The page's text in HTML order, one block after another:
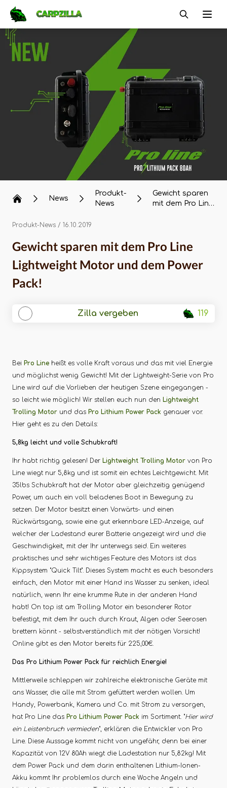
Carpzilla
News
Produkt-
News
Gewicht sparen
mit dem Pro Line
Produkt-News / 16.10.2019
Gewicht sparen mit dem Pro Line
Lightweight Motor und dem Power
Pack!
Zilla vergeben 119
Bei Pro Line heißt es volle Kraft voraus und das mit viel Energie
und möglichst wenig Gewicht! Mit der Lightweight-Serie von Pro
Line wird auf die Vorlieben der heutigen Szene eingegangen -
so leicht wie möglich! Wir stellen euch nun den Lightweight
Trolling Motor und das Pro Lithium Power Pack genauer vor.
Hier geht es zu den Details:
5,8kg leicht und volle Schubkraft!
Ihr habt richtig gelesen! Der Lightweight Trolling Motor von Pro
Line wiegt nur 5,8kg und ist somit ein echtes Leichtgewicht. Mit
35lbs Schubkraft hat der Motor aber gleichzeitig genügend
Power, um auch ein voll beladenes Boot in Bewegung zu
setzen. Der Motor besitzt einen Vorwärts- und einen
Rückwärtsgang, sowie eine gut erkennbare LED-Anzeige, auf
welcher der Ladestand eurer Batterie angezeigt wird und die
Geschwindigkeit, mit der Ihr unterwegs seid. Ein weiteres
praktisches und sehr wichtiges Feature des Motors ist das
Kippsystem "Quick Tilt". Dieses System macht es euch besonders
einfach, den Motor mit einer Hand ins Wasser zu senken, ideal
natürlich, wenn Ihr eine krumme Rute in der anderen Hand
habt! On top ist am Trolling Motor ein besonderer Rotor
befestigt, mit dem Ihr auch durch Kraut, Algen oder Seerosen
brettern könnt - selbstverständlich mit der nötigen Vorsicht!
Online gibt es den Motor bereits für 225,00€.
Das Pro Lithium Power Pack für reichlich Energie!
Mittlerweile schleppen wir zahlreiche elektronische Geräte mit
ans Wasser, die alle mit Strom gefüttert werden wollen. Um
Handy, Powerbank, Kamera und Co. mit Strom zu versorgen,
hat Pro Line das Pro Lithium Power Pack im Sortiment. "Hier wird
ein Leistenbruch vermieden", erklären die Entwickler von Pro
Line. Diese Aussage kommt nicht von ungefähr, denn bei einer
Kapazität von 12V 80Ah wiegt die Ladestation nur 5,82kg! Mit
dem Power Pack und dem darin enthaltenen Lithium-Ionen-
Akku kommt Ihr problemlos durch eine Woche Angeln und